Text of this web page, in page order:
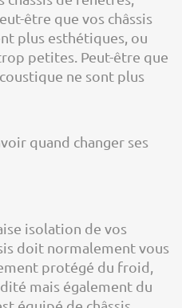
être que vos châssis
plus esthétiques, ou
petites. Peut-être que
ne sont plus
quand changer ses
isolation de vos
doit normalement vous
protégé du froid,
mais également du